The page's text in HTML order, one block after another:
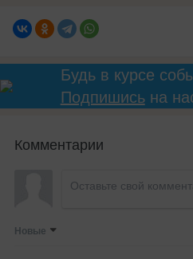
Будь в курсе
Подпишисьна
Комментарии
Новые